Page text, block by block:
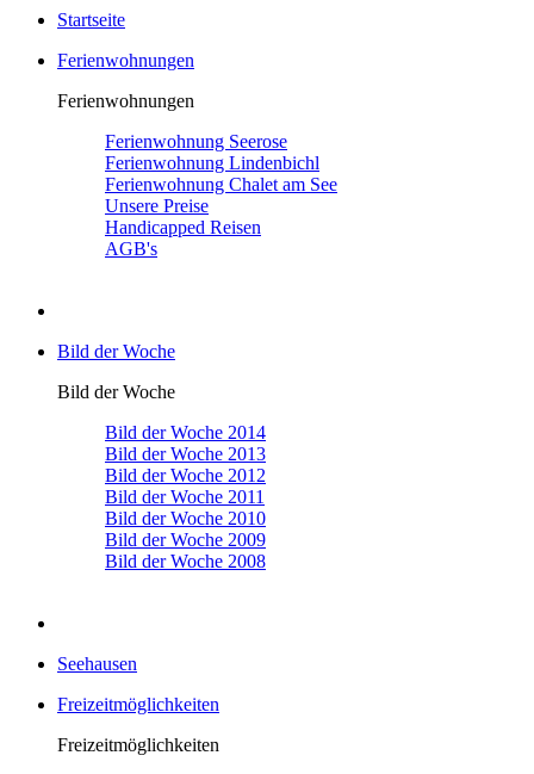
Startseite
Ferienwohnungen
Ferienwohnungen
Ferienwohnung Seerose
Ferienwohnung Lindenbichl
Ferienwohnung Chalet am See
Unsere Preise
Handicapped Reisen
AGB's
Bild der Woche
Bild der Woche
Bild der Woche 2014
Bild der Woche 2013
Bild der Woche 2012
Bild der Woche 2011
Bild der Woche 2010
Bild der Woche 2009
Bild der Woche 2008
Seehausen
Freizeitmöglichkeiten
Freizeitmöglichkeiten